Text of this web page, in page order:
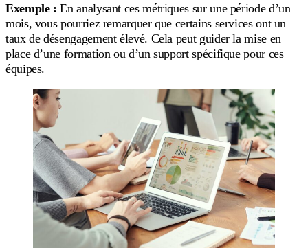
Exemple : En analysant ces métriques sur une période d’un
mois, vous pourriez remarquer que certains services ont un
taux de désengagement élevé. Cela peut guider la mise en
place d’une formation ou d’un support spécifique pour ces
équipes.